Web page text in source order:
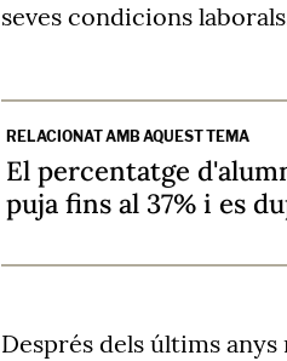
seves condicions
RELACIONAT AMB AQUEST TEMA
El percentatge
puja fins al 37% i es
Després dels últims